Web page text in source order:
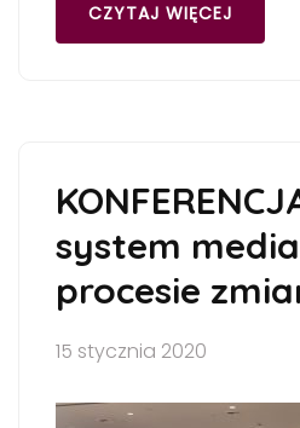
CZYTAJ WIĘCEJ
system
procesie
15 stycznia 2020